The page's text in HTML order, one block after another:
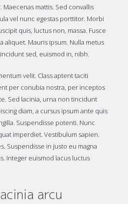
mattis. Sed convallis
vel nunc egestas porttitor. Morbi
quis, luctus non, massa. Fusce
aliquet. Mauris ipsum. Nulla metus
sed, euismod in, nibh.
velit. Class aptent taciti
per conubia nostra, per inceptos
Sed lacinia, urna non tincidunt
diam, a cursus ipsum ante quis
Suspendisse potenti. Nunc
imperdiet. Vestibulum sapien.
Suspendisse in justo eu magna
Integer euismod lacus luctus
arcu